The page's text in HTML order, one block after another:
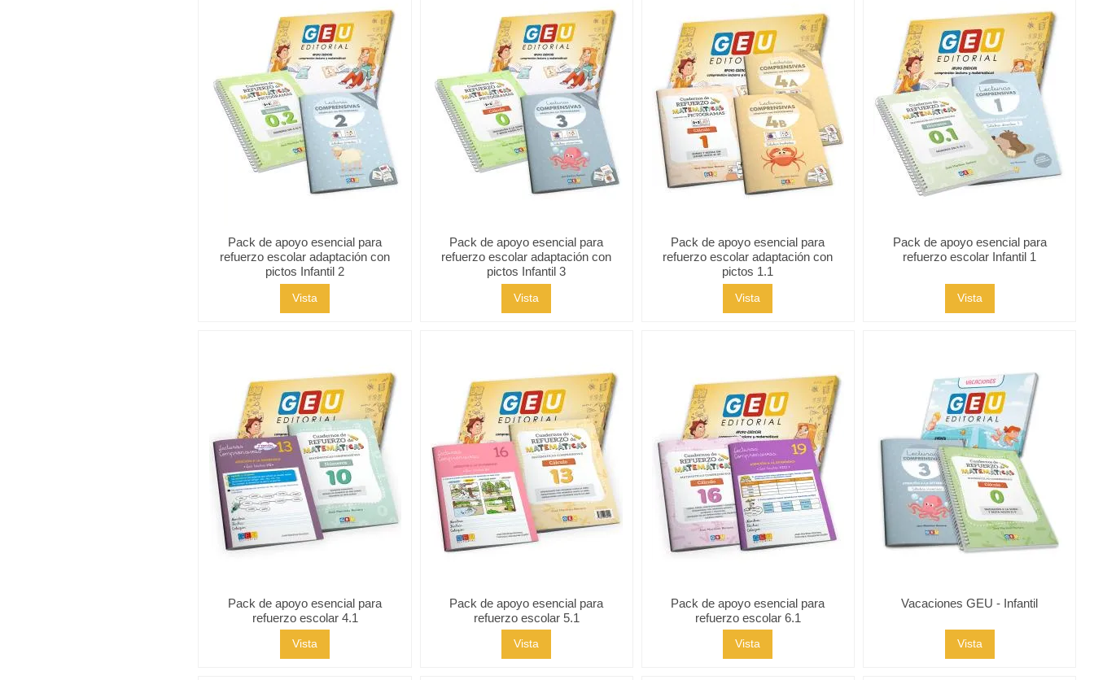
Pack de apoyo esencial para
refuerzo escolar adaptación con
pictos Infantil 2
Vista
Pack de apoyo esencial para
refuerzo escolar adaptación con
pictos Infantil 3
Vista
Pack de apoyo esencial para
refuerzo escolar adaptación con
pictos 1.1
Vista
Pack de apoyo esencial para
refuerzo escolar Infantil 1
Vista
Pack de apoyo esencial para
refuerzo escolar 4.1
Vista
Pack de apoyo esencial para
refuerzo escolar 5.1
Vista
Pack de apoyo esencial para
refuerzo escolar 6.1
Vista
Vacaciones GEU - Infantil
Vista